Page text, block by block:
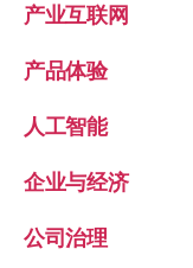
产业互联网
产品体验
人工智能
企业与经济
公司治理